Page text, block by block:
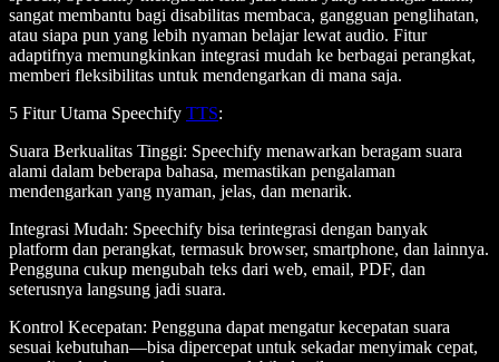
sangat membantu bagi disabilitas membaca, gangguan penglihatan,
atau siapa pun yang lebih nyaman belajar lewat audio. Fitur
adaptifnya memungkinkan integrasi mudah ke berbagai perangkat,
memberi fleksibilitas untuk mendengarkan di mana saja.
5 Fitur Utama Speechify TTS:
Suara Berkualitas Tinggi: Speechify menawarkan beragam suara
alami dalam beberapa bahasa, memastikan pengalaman
mendengarkan yang nyaman, jelas, dan menarik.
Integrasi Mudah: Speechify bisa terintegrasi dengan banyak
platform dan perangkat, termasuk browser, smartphone, dan lainnya.
Pengguna cukup mengubah teks dari web, email, PDF, dan
seterusnya langsung jadi suara.
Kontrol Kecepatan: Pengguna dapat mengatur kecepatan suara
sesuai kebutuhan—bisa dipercepat untuk sekadar menyimak cepat,